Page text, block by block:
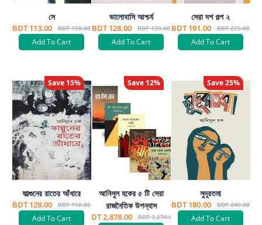
সে
BDT 113.00 BDT 150.00
Add To Cart
ভালোবাসি আশ্চর্য
BDT 128.00 BDT 150.00
Add To Cart
সেরা দশ গল্প ২
BDT 191.00 BDT 225.00
Add To Cart
Save 15%
ফাল্গুনের রাতের আঁধারে
BDT 128.00 BDT 150.00
Add To Cart
Save 12%
আনিসুল হকের ৫ টি সেরা
রাজনৈতিক উপন্যাস
BDT 2,878.00 BDT 3,270.00
Save25%
সুদূরতমা
BDT 180.00 BDT 240.00
Add To Cart